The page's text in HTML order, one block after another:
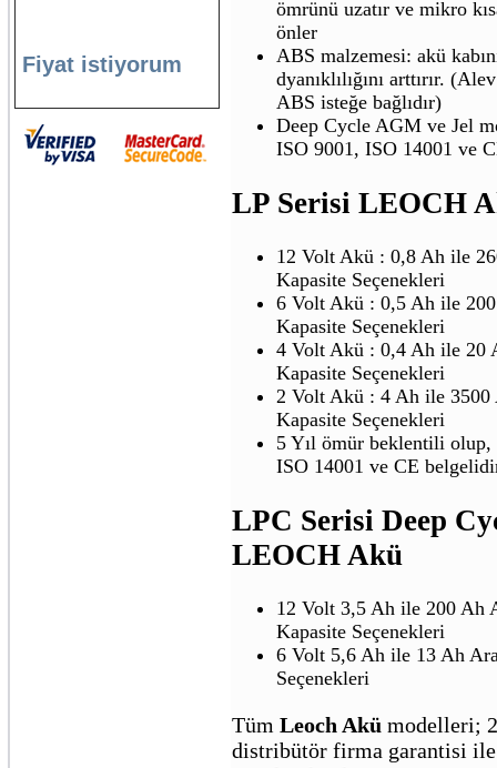
Fiyat istiyorum
ömrünü uzatır ve mikro
önler
ABS malzemesi: akü
dyanıklılığını arttırır.
ABS isteğe bağlıdır)
Deep Cycle AGM ve Jel
ISO 9001, ISO 14001 ve
LP Serisi LEOCH
12 Volt Akü : 0,8 Ah ile
Kapasite Seçenekleri
6 Volt Akü : 0,5 Ah ile 200
Kapasite Seçenekleri
4 Volt Akü : 0,4 Ah ile 20
Kapasite Seçenekleri
2 Volt Akü : 4 Ah ile 3500
Kapasite Seçenekleri
5 Yıl ömür beklentili olup,
ISO 14001 ve CE
LPC Serisi Deep
LEOCH Akü
12 Volt 3,5 Ah ile 200 Ah
Kapasite Seçenekleri
6 Volt 5,6 Ah ile 13 Ah
Seçenekleri
Tüm Leoch Akü modelleri;
distribütör firma garantisi ile